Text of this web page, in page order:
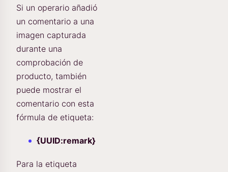
Si un operario añadió
un comentario a una
imagen capturada
durante una
comprobación de
producto, también
puede mostrar el
comentario con esta
fórmula de etiqueta:
{UUID:remark}
Para la etiqueta